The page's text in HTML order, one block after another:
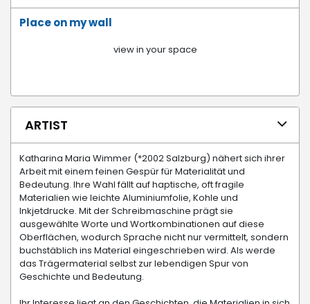
Place on my wall
view in your space
ARTIST
Katharina Maria Wimmer (*2002 Salzburg) nähert sich ihrer
Arbeit mit einem feinen Gespür für Materialität und
Bedeutung. Ihre Wahl fällt auf haptische, oft fragile
Materialien wie leichte Aluminiumfolie, Kohle und
Inkjetdrucke. Mit der Schreibmaschine prägt sie
ausgewählte Worte und Wortkombinationen auf diese
Oberflächen, wodurch Sprache nicht nur vermittelt, sondern
buchstäblich ins Material eingeschrieben wird. Als werde
das Trägermaterial selbst zur lebendigen Spur von
Geschichte und Bedeutung.